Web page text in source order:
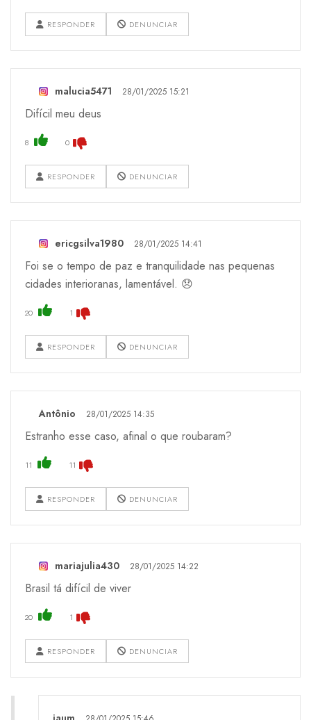
RESPONDER DENUNCIAR
malucia5471 28/01/2025 15:21
Difícil meu deus
8 0
RESPONDER DENUNCIAR
ericgsilva1980 28/01/2025 14:41
Foi se o tempo de paz e tranquilidade nas pequenas
cidades interioranas, lamentável. 😞
20 1
RESPONDER DENUNCIAR
Antônio 28/01/2025 14:35
Estranho esse caso, afinal o que roubaram?
11 11
RESPONDER DENUNCIAR
mariajulia430 28/01/2025 14:22
Brasil tá difícil de viver
20 1
RESPONDER DENUNCIAR